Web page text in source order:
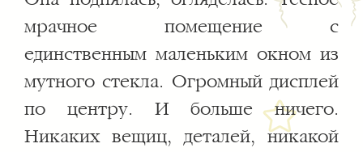
мрачное помещение с
единственным маленьким окном из
мутного стекла. Огромный дисплей
по центру. И больше ничего.
Никаких вещиц, деталей, никакой